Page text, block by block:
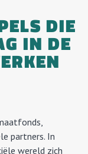
DIE
IN DE
partners. In
wereld zich